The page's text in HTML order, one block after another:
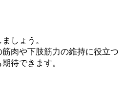
しょう。
肉や下肢筋力の維持に役立つ
待できます。